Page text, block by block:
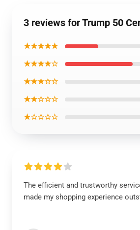
3 reviews for Trump 50
★★★★★
★★★★☆
★★★☆☆
★★☆☆☆
★☆☆☆☆
The efficient and trustworthy
made my shopping experience